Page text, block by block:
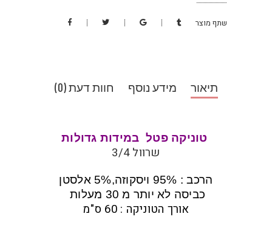
שתף מוצר
תיאור מידע נוסף חוות דעת (0)
טוניקה פטל במידות גדולות
שרוול 3/4
הרכב : 95% ויסקוזה,5% אלסטן
כביסה לא יותר מ 30 מעלות
אורך הטוניקה : 60 ס"מ